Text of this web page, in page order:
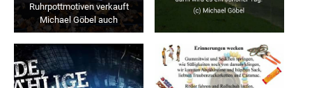
Ruhrpottmotiven verkauft
Michael Göbel auch